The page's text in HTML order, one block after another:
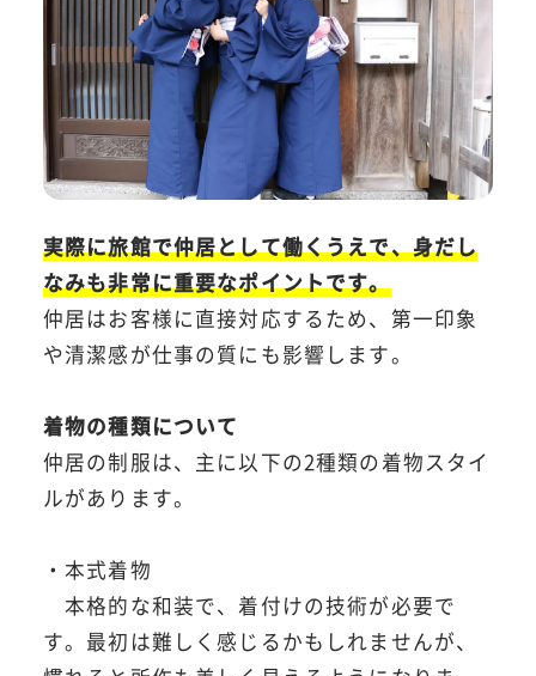
実際に旅館で仲居として働くうえで、身だし
なみも非常に重要なポイントです。
仲居はお客様に直接対応するため、第一印象
や清潔感が仕事の質にも影響します。
着物の種類について
仲居の制服は、主に以下の2種類の着物スタイ
ルがあります。
・本式着物
本格的な和装で、着付けの技術が必要で
す。最初は難しく感じるかもしれませんが、